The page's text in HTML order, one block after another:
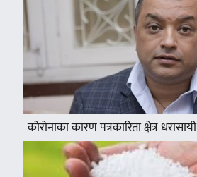
कोरोनाका कारण पत्रकारिता क्षेत्र